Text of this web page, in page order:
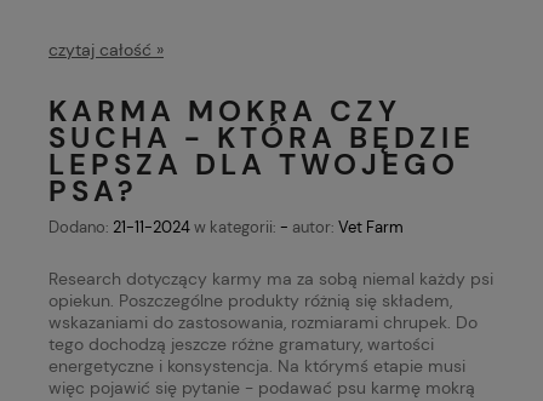
czytaj całość »
KARMA MOKRA CZY
SUCHA - KTÓRA BĘDZIE
LEPSZA DLA TWOJEGO
PSA?
Dodano: 21-11-2024w kategorii: - autor: Vet Farm
Research dotyczący karmy ma za sobą niemal każdy psi
opiekun. Poszczególne produkty różnią się składem,
wskazaniami do zastosowania, rozmiarami chrupek. Do
tego dochodzą jeszcze różne gramatury, wartości
energetyczne i konsystencja. Na którymś etapie musi
więc pojawić się pytanie - podawać psu karmę mokrą